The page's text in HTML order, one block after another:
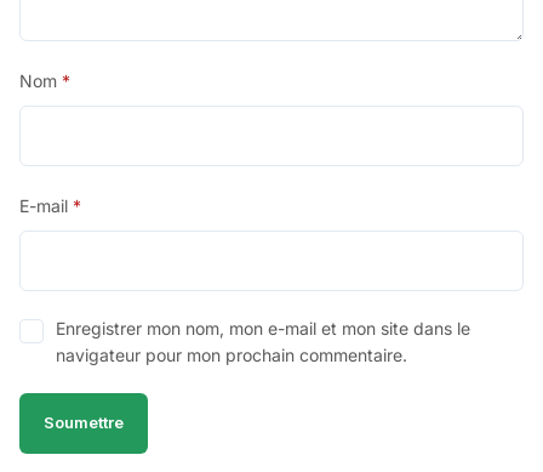
Nom *
E-mail *
Enregistrer mon nom, mon e-mail et mon site dans le
navigateur pour mon prochain commentaire.